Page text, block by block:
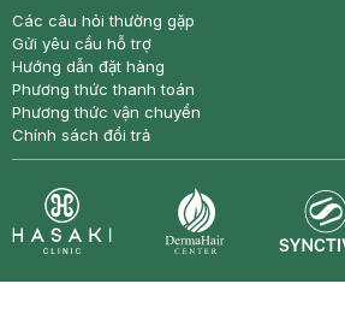
Các câu hỏi thường gặp
Gửi yêu cầu hỗ trợ
Hướng dẫn đặt hàng
Phương thức thanh toán
Phương thức vận chuyển
Chính sách đổi trả